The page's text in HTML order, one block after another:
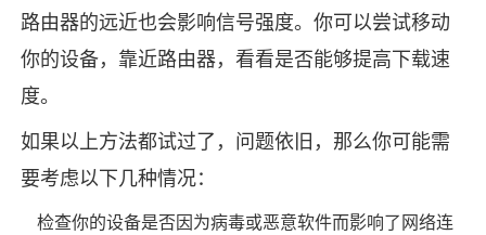
路由器的远近也会影响信号强度。你可以尝试移动
你的设备，靠近路由器，看看是否能够提高下载速
度。
如果以上方法都试过了，问题依旧，那么你可能需
要考虑以下几种情况：
检查你的设备是否因为病毒或恶意软件而影响了网络连